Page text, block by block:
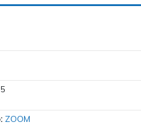
ZOOM